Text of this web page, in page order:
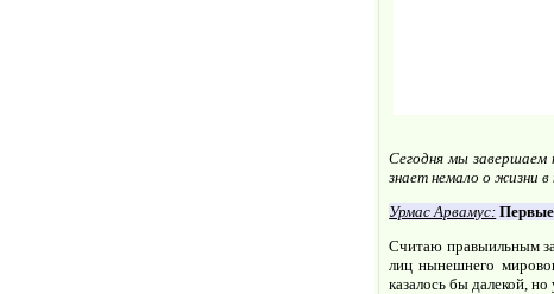
Сегодня мы завершаем
знает немало о жизни
Урмас Арвамус:
Считаю правыильным
лиц нынешнего
казалось бы далекой,